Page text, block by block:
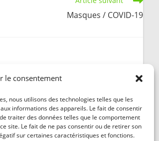
le consentement
nous utilisons des technologies telles que les
informations des appareils. Le fait de consentir
traiter des données telles que le comportement
site. Le fait de ne pas consentir ou de retirer son
sur certaines caractéristiques et fonctions.
Masques / COVID-19
4 mai 2022